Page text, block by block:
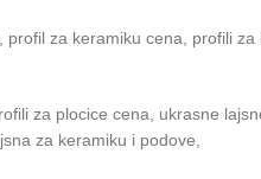
za keramiku cena, profili
za plocice cena, ukrasne
za keramiku i podove,